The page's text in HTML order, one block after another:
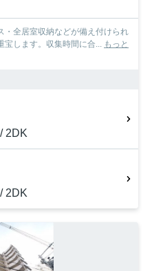
・全居室収納などが備え付けられ
します。収集時間に合...
もっと
2DK
2DK